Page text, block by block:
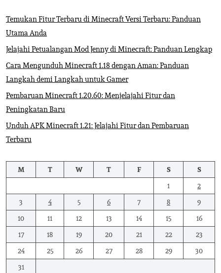
Temukan Fitur Terbaru di Minecraft Versi Terbaru: Panduan
Utama Anda
Jelajahi Petualangan Mod Jenny di Minecraft: Panduan Lengkap
Cara Mengunduh Minecraft 1.18 dengan Aman: Panduan
Langkah demi Langkah untuk Gamer
Pembaruan Minecraft 1.20.60: Menjelajahi Fitur dan
Peningkatan Baru
Unduh APK Minecraft 1.21: Jelajahi Fitur dan Pembaruan
Terbaru
M T W T F S
S
1
2
3
4 5 6 7 8
9
10
11 12 13 14 15
16
17
18 19 20 21 22
23
24
25 26 27 28 29
30
31